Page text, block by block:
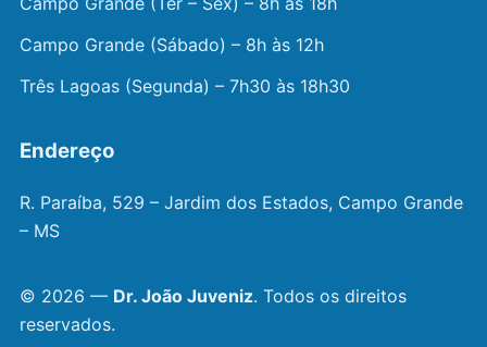
Campo Grande (Sábado) – 8h às 12h
Três Lagoas (Segunda) – 7h30 às 18h30
Endereço
R. Paraíba, 529 – Jardim dos Estados, Campo Grande
– MS
© 2026 — Dr. João Juveniz. Todos os direitos
reservados.